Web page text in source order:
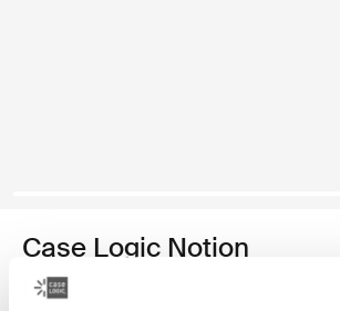
Case Logic Notion
mochila para computadora portátil de 14